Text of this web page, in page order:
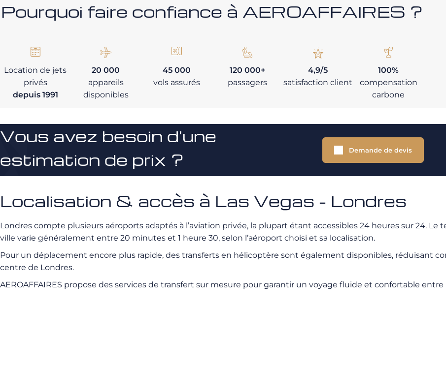
Pourquoi faire confiance à AEROAFFAIRES ?
Location de jets
privés
depuis 1991
20 000
appareils
disponibles
45 000
vols assurés
120 000+
passagers
4,9/5
satisfaction client
100%
compensation
carbone
Vous avez besoin d'une
estimation de prix ?
Demande de devis
Localisation & accès à Las Vegas - Londres
Londres compte plusieurs aéroports adaptés à l’aviation privée, la plupart étant accessibles 24 heures sur 24.
ville varie généralement entre 20 minutes et 1 heure 30, selon l’aéroport choisi et sa localisation.
Pour un déplacement encore plus rapide, des transferts en hélicoptère sont également disponibles, réduisant
centre de Londres.
AEROAFFAIRES propose des services de transfert sur mesure pour garantir un voyage fluide et confortable